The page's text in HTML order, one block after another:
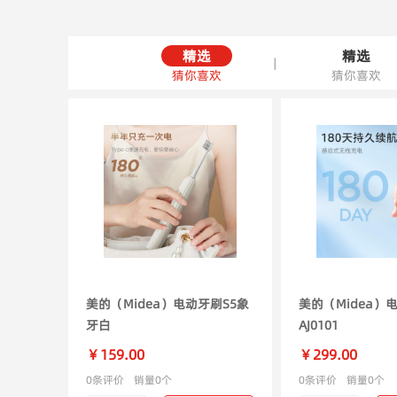
精选
猜你喜欢
| 精选
猜你喜欢
美的（Midea）电动牙刷S5象
牙白
￥159.00
0条评价 销量0个
美的（Midea）
AJ0101
￥299.00
0条评价 销量0个